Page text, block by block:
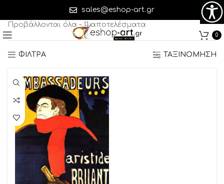
sales@eshop-art.gr
0
Προβάλλονται όλα - 11 αποτελέσματα
ΦΙΛΤΡΑ ΤΑΞΙΝΟΜΗΣΗ